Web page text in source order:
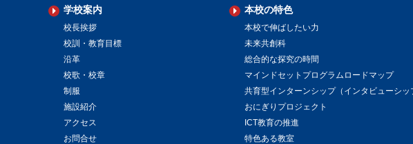
学校案内
校長挨拶
校訓・教育目標
沿革
校歌・校章
制服
施設紹介
アクセス
お問合せ
本校の特色
本校で伸ばしたい力
未来共創科
総合的な探究の時間
マインドセットプログラムロードマップ
共育型インターンシップ（インタビューシッ
おにぎりプロジェクト
ICT教育の推進
特色ある教室